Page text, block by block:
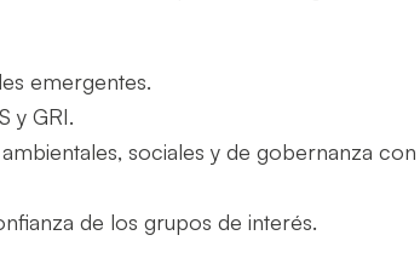
emergentes.
y GRI.
sociales y de gobernanza con
de los grupos de interés.